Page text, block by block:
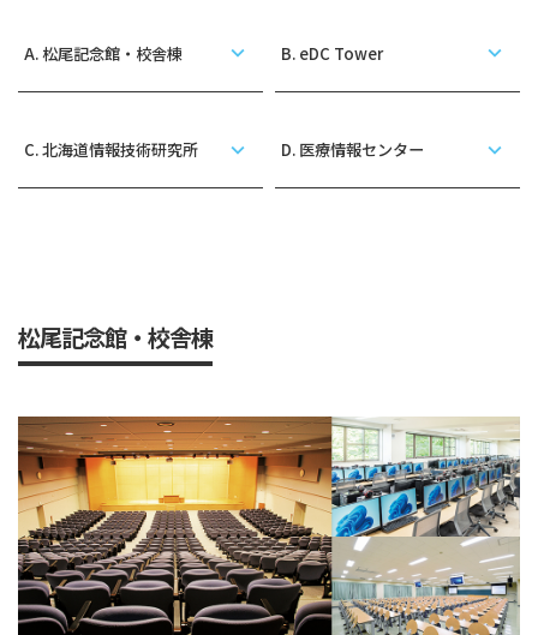
A. 松尾記念館・校舎棟 B. eDC Tower
C. 北海道情報技術研究所 D. 医療情報センター
松尾記念館・校舎棟